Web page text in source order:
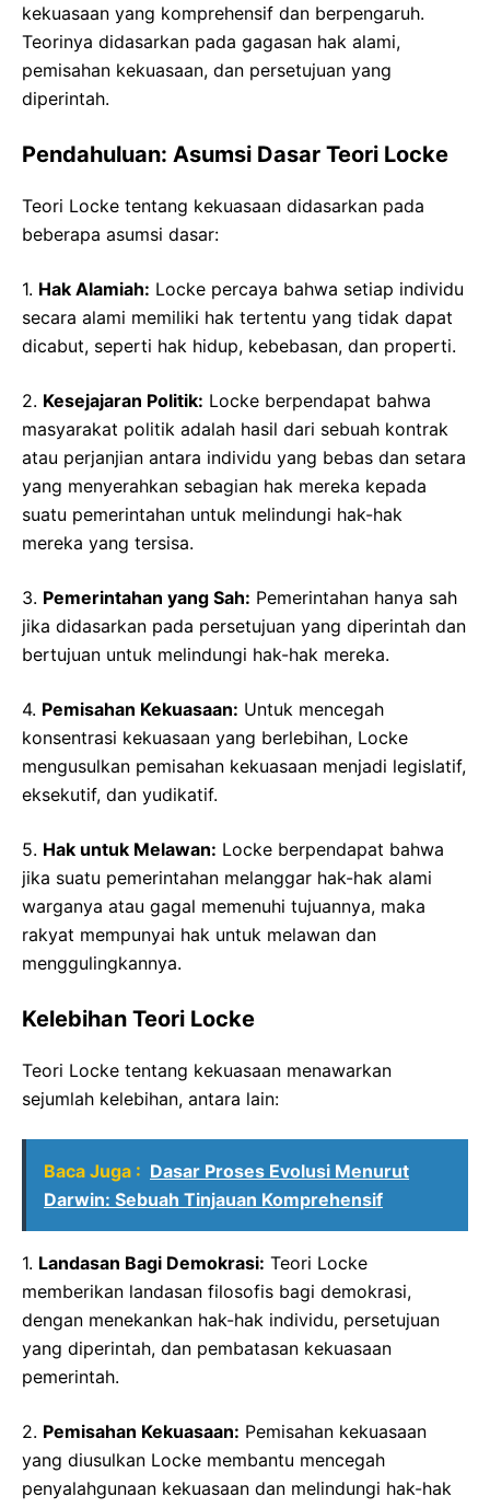
kekuasaan yang komprehensif dan berpengaruh.
Teorinya didasarkan pada gagasan hak alami,
pemisahan kekuasaan, dan persetujuan yang
diperintah.
Pendahuluan: Asumsi Dasar Teori Locke
Teori Locke tentang kekuasaan didasarkan pada
beberapa asumsi dasar:
1. Hak Alamiah: Locke percaya bahwa setiap individu
secara alami memiliki hak tertentu yang tidak dapat
dicabut, seperti hak hidup, kebebasan, dan properti.
2. Kesejajaran Politik: Locke berpendapat bahwa
masyarakat politik adalah hasil dari sebuah kontrak
atau perjanjian antara individu yang bebas dan setara
yang menyerahkan sebagian hak mereka kepada
suatu pemerintahan untuk melindungi hak-hak
mereka yang tersisa.
3. Pemerintahan yang Sah: Pemerintahan hanya sah
jika didasarkan pada persetujuan yang diperintah dan
bertujuan untuk melindungi hak-hak mereka.
4. Pemisahan Kekuasaan: Untuk mencegah
konsentrasi kekuasaan yang berlebihan, Locke
mengusulkan pemisahan kekuasaan menjadi legislatif,
eksekutif, dan yudikatif.
5. Hak untuk Melawan: Locke berpendapat bahwa
jika suatu pemerintahan melanggar hak-hak alami
warganya atau gagal memenuhi tujuannya, maka
rakyat mempunyai hak untuk melawan dan
menggulingkannya.
Kelebihan Teori Locke
Teori Locke tentang kekuasaan menawarkan
sejumlah kelebihan, antara lain:
Baca Juga : Dasar Proses Evolusi Menurut
Darwin: Sebuah Tinjauan Komprehensif
1. Landasan Bagi Demokrasi: Teori Locke
memberikan landasan filosofis bagi demokrasi,
dengan menekankan hak-hak individu, persetujuan
yang diperintah, dan pembatasan kekuasaan
pemerintah.
2. Pemisahan Kekuasaan: Pemisahan kekuasaan
yang diusulkan Locke membantu mencegah
penyalahgunaan kekuasaan dan melindungi hak-hak